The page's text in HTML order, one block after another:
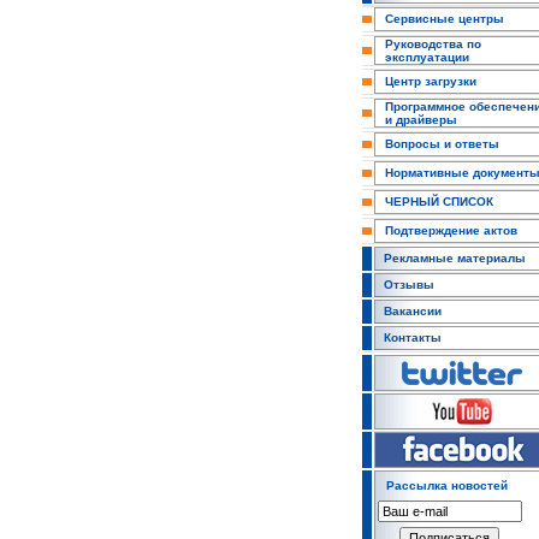
Сервисные центры
Руководства по
эксплуатации
Центр загрузки
Программное
и драйверы
Вопросы и ответы
Нормативные документы
ЧЕРНЫЙ СПИСОК
Подтверждение актов
Рекламные материалы
Отзывы
Вакансии
Контакты
Рассылка новостей